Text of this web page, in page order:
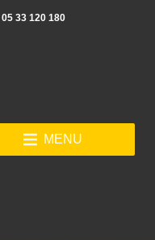
05 33 120 180
MENU